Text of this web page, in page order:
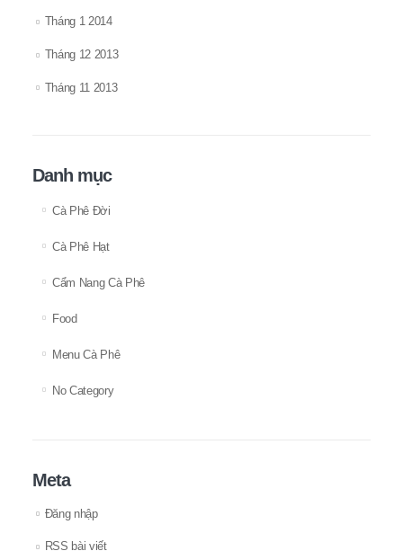
Tháng 1 2014
Tháng 12 2013
Tháng 11 2013
Danh mục
Cà Phê Đời
Cà Phê Hạt
Cẩm Nang Cà Phê
Food
Menu Cà Phê
No Category
Meta
Đăng nhập
RSS bài viết